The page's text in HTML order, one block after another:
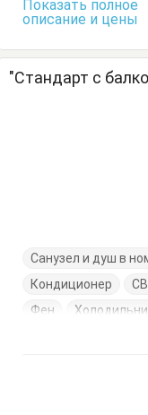
Показать полное
описание и цены
"Стандарт с
Санузел и душ в
Кондиционер
Фен